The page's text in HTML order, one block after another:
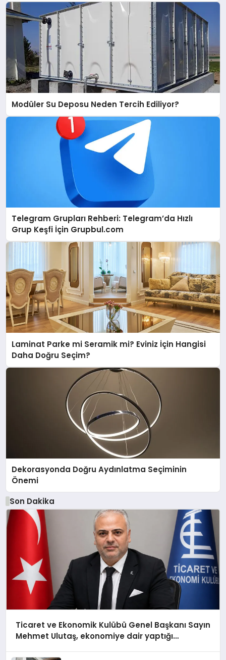
Modüler Su Deposu Neden Tercih Ediliyor?
Telegram Grupları Rehberi: Telegram’da Hızlı
Grup Keşfi İçin Grupbul.com
Laminat Parke mi Seramik mi? Eviniz İçin Hangisi
Daha Doğru Seçim?
Dekorasyonda Doğru Aydınlatma Seçiminin
Önemi
Son Dakika
Ticaret ve Ekonomik Kulübü Genel Başkanı Sayın
Mehmet Ulutaş, ekonomiye dair yaptığı